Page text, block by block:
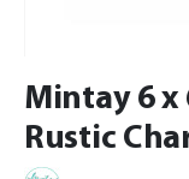
naar
begin
van
Mintay 6 x
Rustic